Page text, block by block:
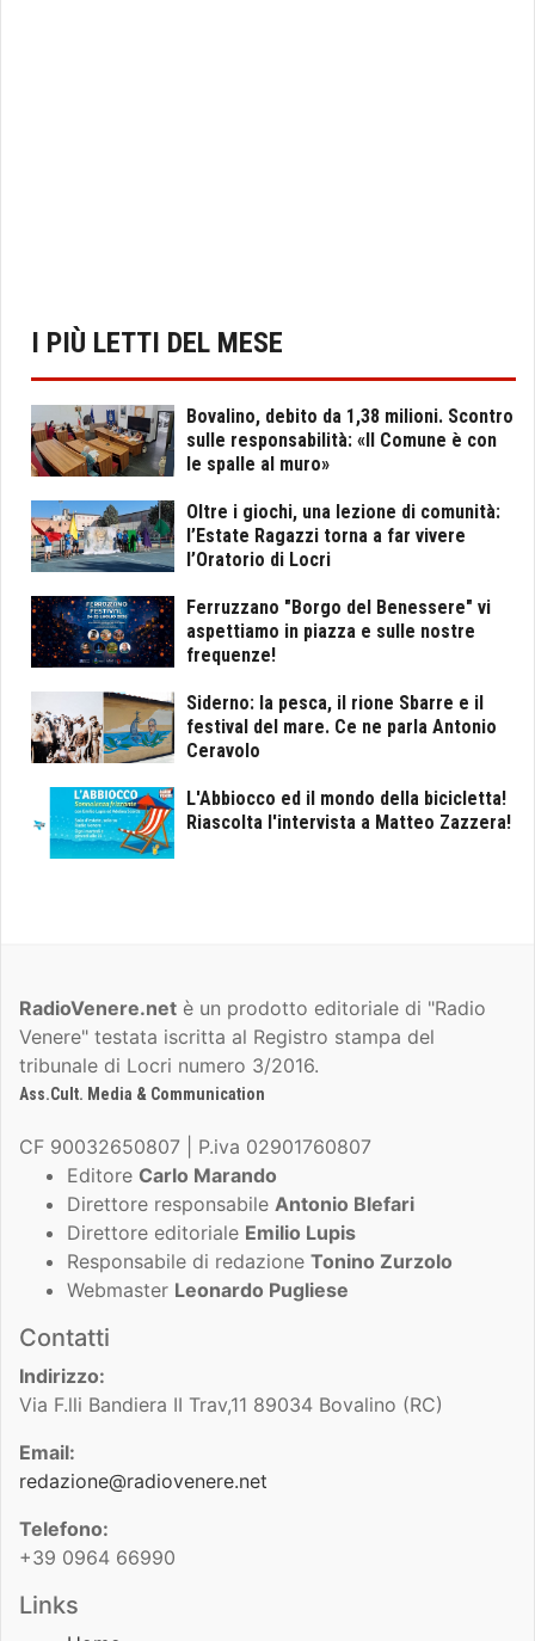
I PIÙ LETTI DEL MESE
Bovalino, debito da 1,38 milioni. Scontro
sulle responsabilità: «Il Comune è con
le spalle al muro»
Oltre i giochi, una lezione di comunità:
l’Estate Ragazzi torna a far vivere
l’Oratorio di Locri
Ferruzzano "Borgo del Benessere" vi
aspettiamo in piazza e sulle nostre
frequenze!
Siderno: la pesca, il rione Sbarre e il
festival del mare. Ce ne parla Antonio
Ceravolo
L'Abbiocco ed il mondo della bicicletta!
Riascolta l'intervista a Matteo Zazzera!
RadioVenere.net è un prodotto editoriale di "Radio
Venere" testata iscritta al Registro stampa del
tribunale di Locri numero 3/2016.
Ass.Cult. Media & Communication
CF 90032650807 | P.iva 02901760807
Editore Carlo Marando
Direttore responsabile Antonio Blefari
Direttore editoriale Emilio Lupis
Responsabile di redazione Tonino Zurzolo
Webmaster Leonardo Pugliese
Contatti
Indirizzo:
Via F.lli Bandiera II Trav,11 89034 Bovalino (RC)
Email:
redazione@radiovenere.net
Telefono:
+39 0964 66990
Links